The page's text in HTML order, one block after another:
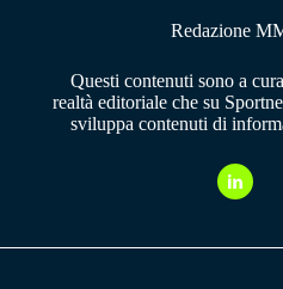
Redazione
Questi contenuti sono a
realtà editoriale che su
sviluppa contenuti di